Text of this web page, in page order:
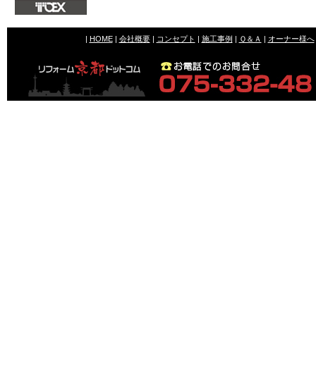
| HOME| 会社概要| コンセプト | 施工事例 | Ｑ＆Ａ | オーナー様へ